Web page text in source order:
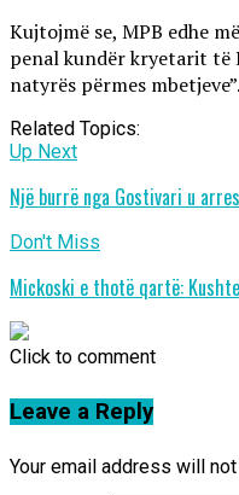
Kujtojmë se, MPB edhe
penal kundër kryetarit të
natyrës përmes
Related Topics:
Up Next
Një burrë nga Gostivari u
Don't Miss
Mickoski e thotë qartë:
Click to comment
Leave a Reply
Your email address will